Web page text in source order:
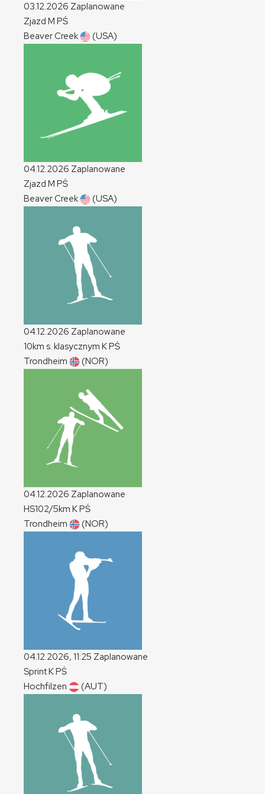
03.12.2026 Zaplanowane
Zjazd M PŚ
Beaver Creek
(USA)
04.12.2026 Zaplanowane
Zjazd M PŚ
Beaver Creek
(USA)
04.12.2026 Zaplanowane
10km s. klasycznym KPŚ
Trondheim
(NOR)
04.12.2026 Zaplanowane
HS102/5km KPŚ
Trondheim
(NOR)
04.12.2026, 11:25 Zaplanowane
SprintKPŚ
Hochfilzen
(AUT)